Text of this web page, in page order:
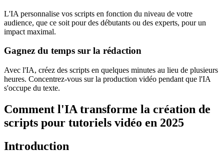
L'IA personnalise vos scripts en fonction du niveau de votre
audience, que ce soit pour des débutants ou des experts, pour un
impact maximal.
Gagnez du temps sur la rédaction
Avec l'IA, créez des scripts en quelques minutes au lieu de plusieurs
heures. Concentrez-vous sur la production vidéo pendant que l'IA
s'occupe du texte.
Comment l'IA transforme la création de
scripts pour tutoriels vidéo en 2025
Introduction